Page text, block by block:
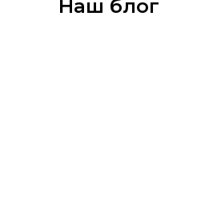
Наш блог